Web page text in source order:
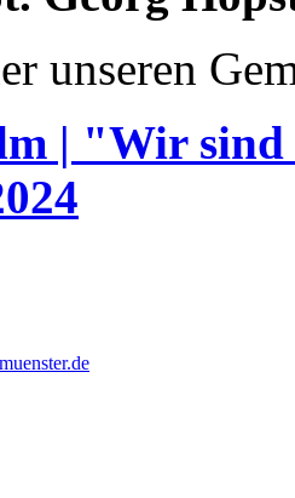
unseren
| "Wir